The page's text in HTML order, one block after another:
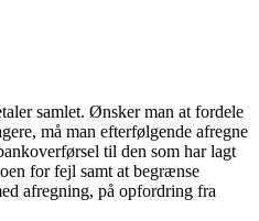
samlet. Ønsker man at fordele
må man efterfølgende afregne
til den som har lagt
for fejl samt at begrænse
afregning, på opfordring fra